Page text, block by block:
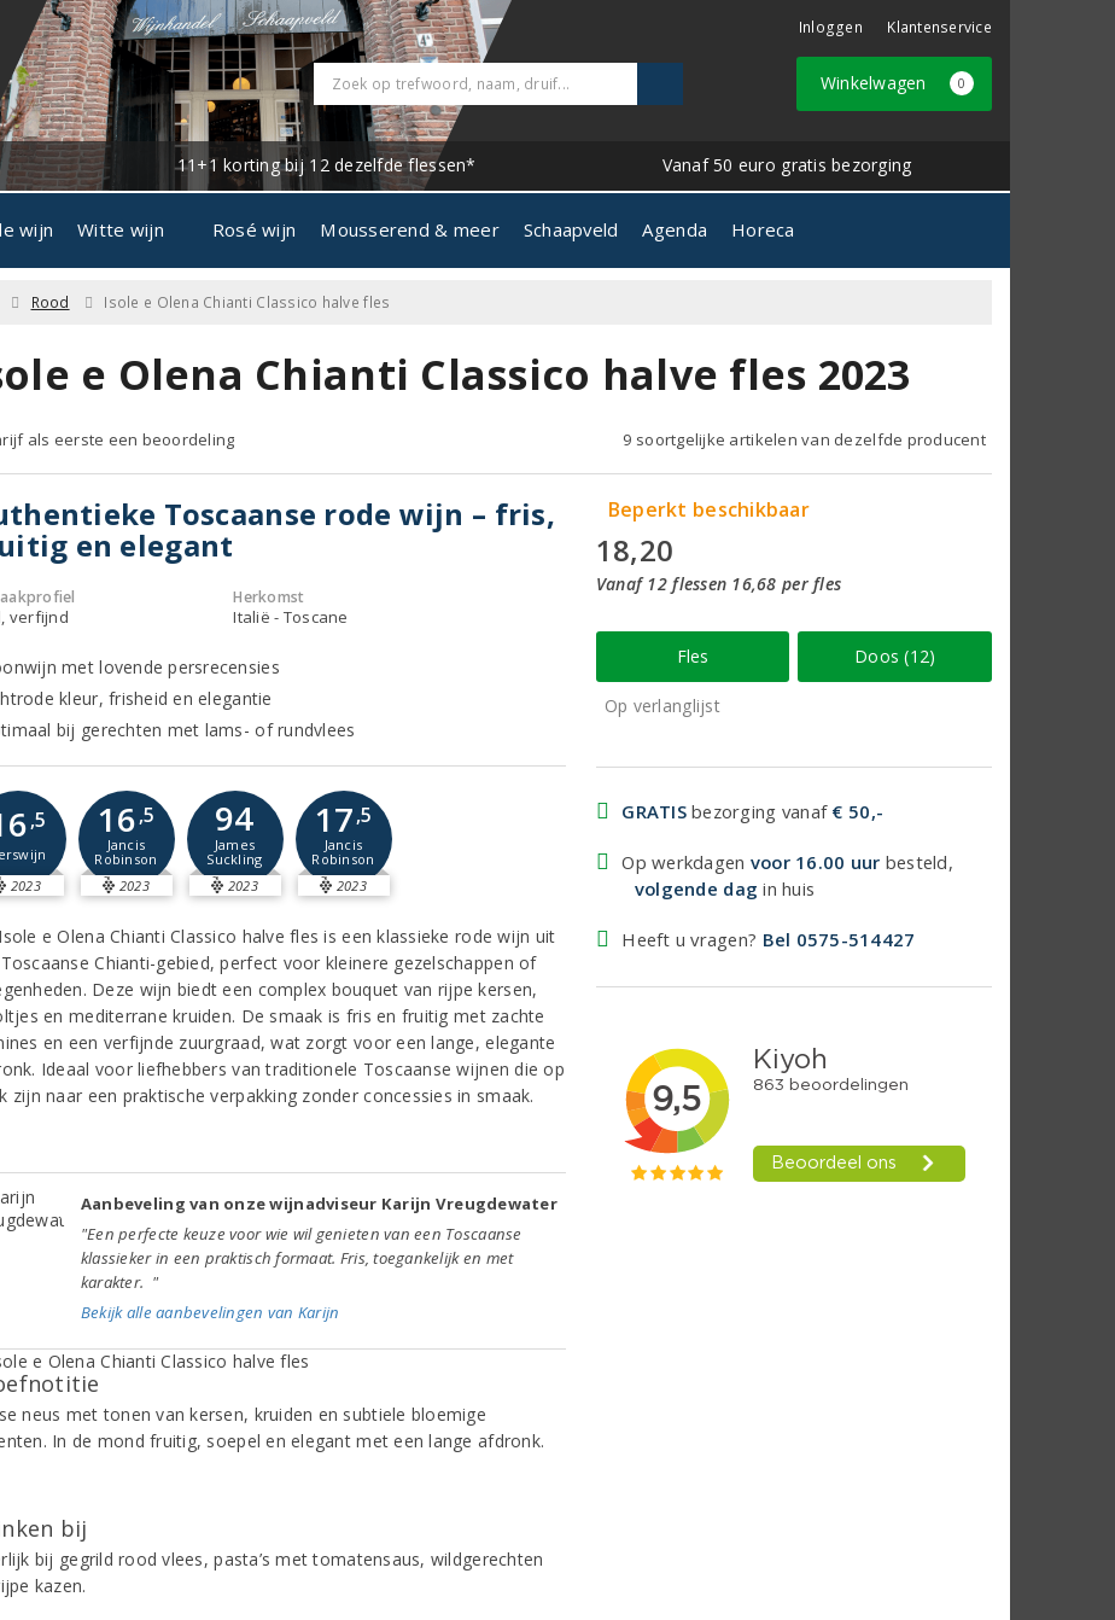
Inloggen Klantenservice
Winkelwagen 0
11+1 korting bij 12 dezelfde flessen* Vanaf 50 euro gratis bezorging
wijn Witte wijn Rosé wijn Mousserend & meer Schaapveld Agenda Horeca
Rood Isole e Olena Chianti Classico halve fles
e Olena Chianti Classico halve fles 2023
als eerste een beoordeling 9 soortgelijke artikelen van dezelfde producent
Toscaanse rode wijn – fris,
en elegant
verfijnd
Herkomst
Italië - Toscane
met lovende persrecensies
kleur, frisheid en elegantie
bij gerechten met lams- of rundvlees
,5
2023
16,5
Jancis
Robinson
2023
94
James
Suckling
2023
17,5
Jancis
Robinson
2023
e Olena Chianti Classico halve fles is een klassieke rode wijn uit
Chianti-gebied, perfect voor kleinere gezelschappen of
Deze wijn biedt een complex bouquet van rijpe kersen,
en mediterrane kruiden. De smaak is fris en fruitig met zachte
en een verfijnde zuurgraad, wat zorgt voor een lange, elegante
Ideaal voor liefhebbers van traditionele Toscaanse wijnen die op
zijn naar een praktische verpakking zonder concessies in smaak.
Aanbeveling van onze wijnadviseur Karijn Vreugdewater
"Een perfecte keuze voor wie wil genieten van een Toscaanse
klassieker in een praktisch formaat. Fris, toegankelijk en met
karakter. "
Bekijk alle aanbevelingen van Karijn
neus met tonen van kersen, kruiden en subtiele bloemige
In de mond fruitig, soepel en elegant met een lange afdronk.
bij
bij gegrild rood vlees, pasta’s met tomatensaus, wildgerechten
kazen.
Beperkt beschikbaar
18,20
Vanaf 12 flessen 16,68 per fles
Fles Doos (12)
Op verlanglijst
GRATISbezorging vanaf € 50,-
Op werkdagen voor 16.00 uur besteld,
volgende dag in huis
Heeft u vragen? Bel 0575-514427